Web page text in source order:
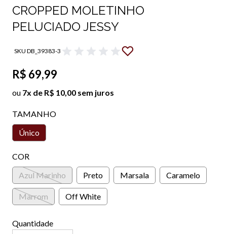
CROPPED MOLETINHO
PELUCIADO JESSY
SKU DB_39383-3
R$ 69,99
ou 7x de R$ 10,00 sem juros
TAMANHO
Único
COR
Azul Marinho
Preto Marsala Caramelo
Marrom Off White
Quantidade